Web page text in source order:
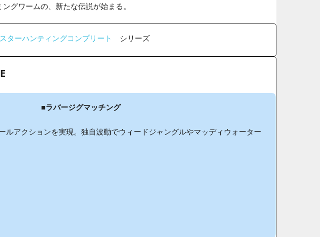
グワームの、新たな伝説が始まる。
ターハンティングコンプリート シリーズ
■ラバージグマッチング
ルアクションを実現。独自波動でウィードジャングルやマッディウォーター